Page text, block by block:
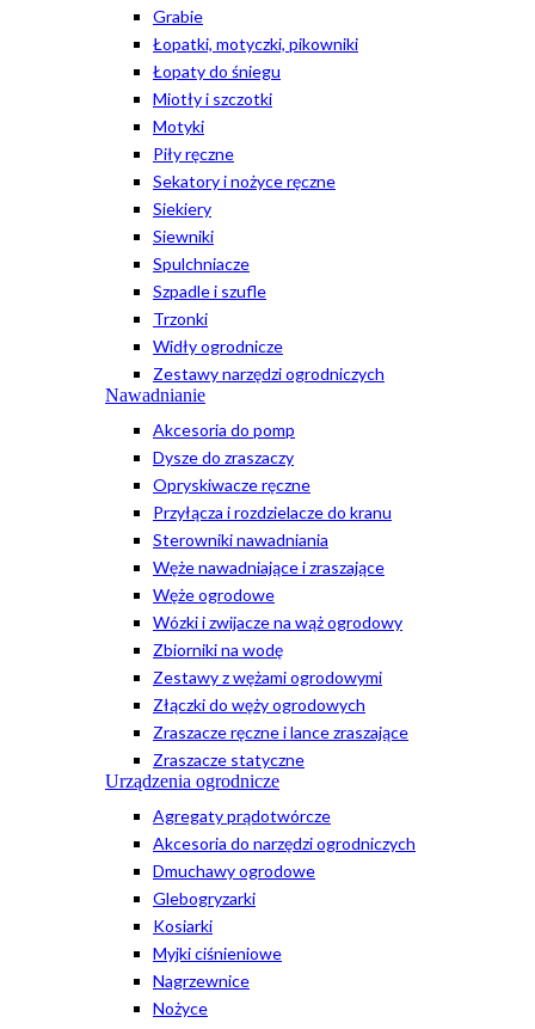
Grabie
Łopatki, motyczki, pikowniki
Łopaty do śniegu
Miotły i szczotki
Motyki
Piły ręczne
Sekatory i nożyce ręczne
Siekiery
Siewniki
Spulchniacze
Szpadle i szufle
Trzonki
Widły ogrodnicze
Zestawy narzędzi ogrodniczych
Nawadnianie
Akcesoria do pomp
Dysze do zraszaczy
Opryskiwacze ręczne
Przyłącza i rozdzielacze do kranu
Sterowniki nawadniania
Węże nawadniające i zraszające
Węże ogrodowe
Wózki i zwijacze na wąż ogrodowy
Zbiorniki na wodę
Zestawy z wężami ogrodowymi
Złączki do węży ogrodowych
Zraszacze ręczne i lance zraszające
Zraszacze statyczne
Urządzenia ogrodnicze
Agregaty prądotwórcze
Akcesoria do narzędzi ogrodniczych
Dmuchawy ogrodowe
Glebogryzarki
Kosiarki
Myjki ciśnieniowe
Nagrzewnice
Nożyce